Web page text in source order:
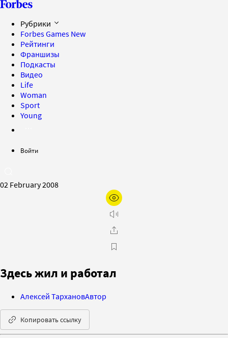
Рубрики
Forbes Games New
Рейтинги
Франшизы
Подкасты
Видео
Life
Woman
Sport
Young
Войти
02 February 2008
Здесь жил и работал
Алексей ТархановАвтор
Копировать ссылку